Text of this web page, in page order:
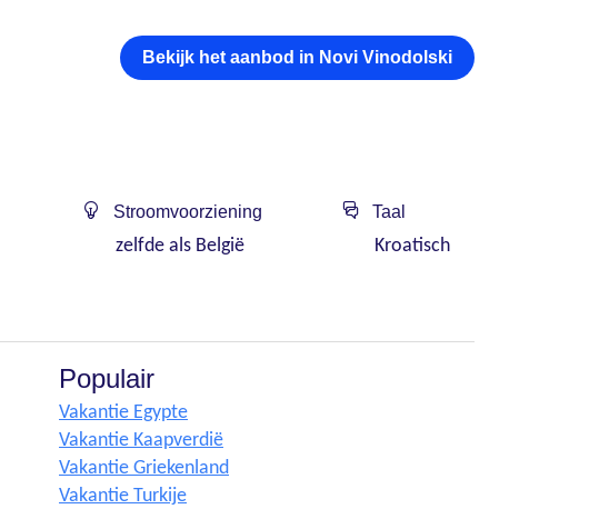
Bekijk het aanbod in Novi Vinodolski
Stroomvoorziening
zelfde als België
Taal
Kroatisch
Populair
Vakantie Egypte
Vakantie Kaapverdië
Vakantie Griekenland
Vakantie Turkije